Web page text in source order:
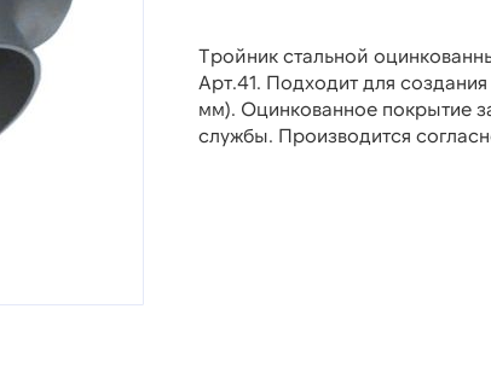
Тройник стальной
Арт.41. Подходит для
мм). Оцинкованное покрытие
службы. Производится